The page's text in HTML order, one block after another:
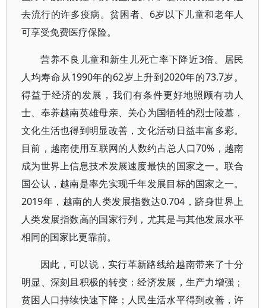
去流行的许多疫病。贫困者、6岁以下儿童和老年人
可享受免费医疗保险。
营养不良儿童和新生儿死亡率下降近3倍。居民
人均寿命从1990年的62岁上升到2020年的73.7岁。
得益于经济的发展，我们有条件更好地照顾有功人
士、奉养越南英雄母亲、关心为国牺牲的烈士陵墓，
文化生活也得到明显改善，文化活动日益丰富多彩。
目前，越南使用互联网的人数约占总人口70%，越南
成为世界上信息技术发展速度最快的国家之一。联合
国公认，越南是率先实现千年发展目标的国家之一。
2019年，越南的人类发展指数达0.704，跻身世界上
人类发展指数高的国家行列，尤其是与其他发展水平
相同的国家比更靠前。
因此，可以说，实行革新路线给越南带来了十分
明显、深刻且积极的转变：经济发展，生产力增强；
贫困人口持续快速下降；人民生活水平得到改善，许